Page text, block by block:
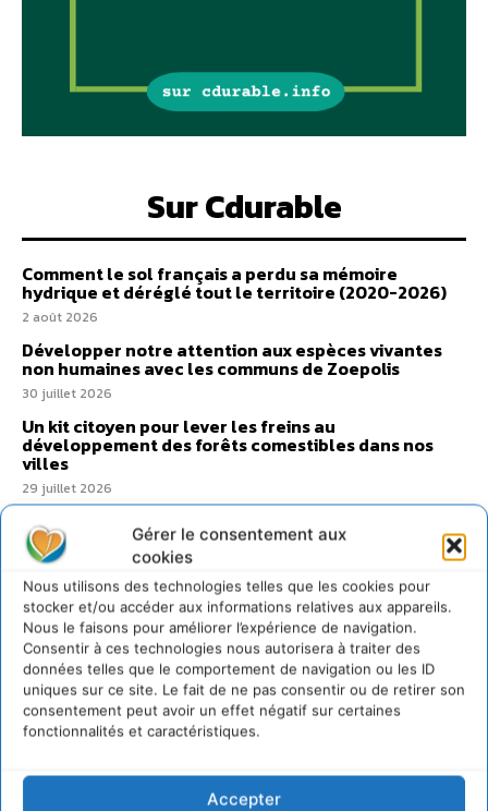
Gérer le consentement aux
cookies
Nous utilisons des technologies telles que les cookies pour
stocker et/ou accéder aux informations relatives aux appareils.
Nous le faisons pour améliorer l’expérience de navigation.
Consentir à ces technologies nous autorisera à traiter des
données telles que le comportement de navigation ou les ID
uniques sur ce site. Le fait de ne pas consentir ou de retirer son
consentement peut avoir un effet négatif sur certaines
fonctionnalités et caractéristiques.
Accepter
Sur Cdurable
Comment le sol français a perdu sa mémoire
hydrique et déréglé tout le territoire (2020-2026)
2 août 2026
Développer notre attention aux espèces vivantes
non humaines avec les communs de Zoepolis
30 juillet 2026
Un kit citoyen pour lever les freins au
développement des forêts comestibles dans nos
villes
29 juillet 2026
L’éco-anxiété informe et l’éco-lucidité transforme
28 juillet 2026
7 indicateurs pour des villes résilientes et durables,
adaptées au changement climatique
27 juillet 2026